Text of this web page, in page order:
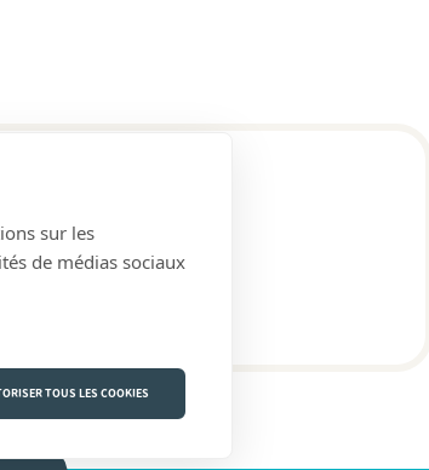
sur les
de médias sociaux
TOUS LES COOKIES